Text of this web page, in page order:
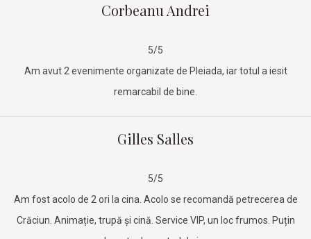
Corbeanu Andrei
5/5
Am avut 2 evenimente organizate de Pleiada, iar totul a iesit
remarcabil de bine.
Gilles Salles
5/5
Am fost acolo de 2 ori la cina. Acolo se recomandă petrecerea de
Crăciun. Animație, trupă și cină. Service VIP, un loc frumos. Puțin